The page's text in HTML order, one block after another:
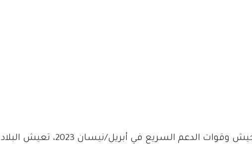
منذ اندلاع النزاع بين الجيش وقوات الدعم السريع في أبريل/نيسان 2023، تعيش البلاد